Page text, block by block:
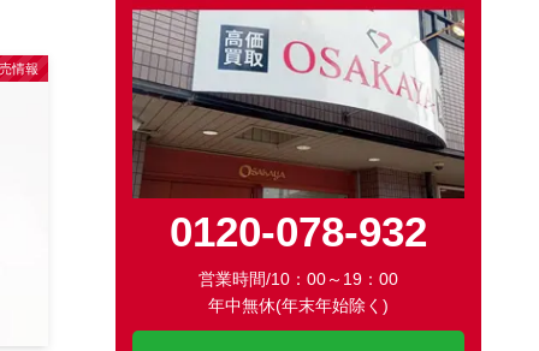
情報
0120-078-932
営業時間/10：00～19：00
年中無休(年末年始除く)